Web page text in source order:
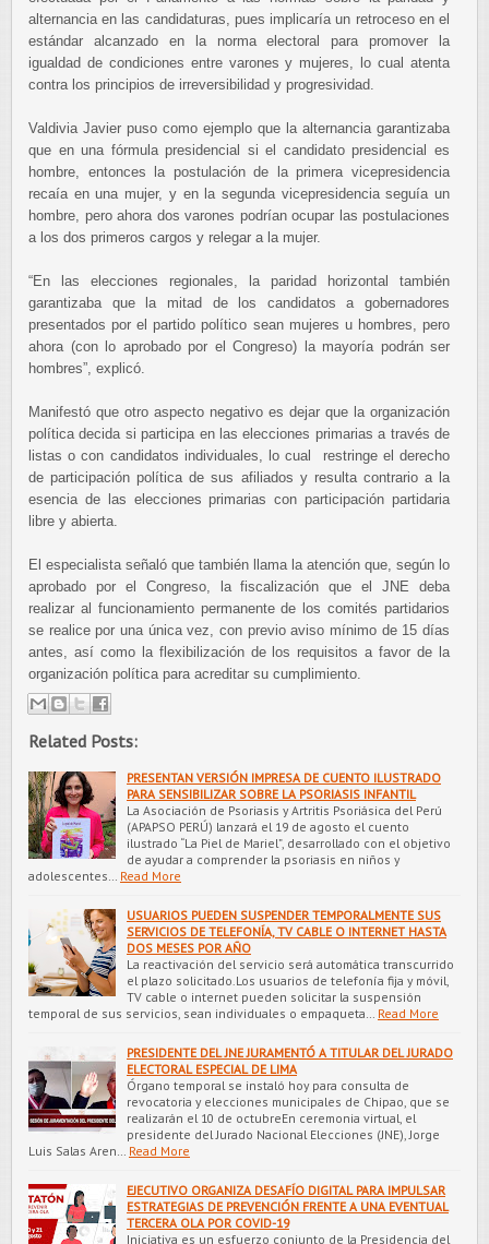
alternancia en las candidaturas, pues implicaría un retroceso en el
estándar alcanzado en la norma electoral para promover la
igualdad de condiciones entre varones y mujeres, lo cual atenta
contra los principios de irreversibilidad y progresividad.
Valdivia Javier puso como ejemplo que la alternancia garantizaba
que en una fórmula presidencial si el candidato presidencial es
hombre, entonces la postulación de la primera vicepresidencia
recaía en una mujer, y en la segunda vicepresidencia seguía un
hombre, pero ahora dos varones podrían ocupar las postulaciones
a los dos primeros cargos y relegar a la mujer.
“En las elecciones regionales, la paridad horizontal también
garantizaba que la mitad de los candidatos a gobernadores
presentados por el partido político sean mujeres u hombres, pero
ahora (con lo aprobado por el Congreso) la mayoría podrán ser
hombres”, explicó.
Manifestó que otro aspecto negativo es dejar que la organización
política decida si participa en las elecciones primarias a través de
listas o con candidatos individuales, lo cual restringe el derecho
de participación política de sus afiliados y resulta contrario a la
esencia de las elecciones primarias con participación partidaria
libre y abierta.
El especialista señaló que también llama la atención que, según lo
aprobado por el Congreso, la fiscalización que el JNE deba
realizar al funcionamiento permanente de los comités partidarios
se realice por una única vez, con previo aviso mínimo de 15 días
antes, así como la flexibilización de los requisitos a favor de la
organización política para acreditar su cumplimiento.
Related Posts:
PRESENTAN VERSIÓN IMPRESA DE CUENTO ILUSTRADO
PARA SENSIBILIZAR SOBRE LA PSORIASIS INFANTIL
La Asociación de Psoriasis y Artritis Psoriásica del Perú
(APAPSO PERÚ) lanzará el 19 de agosto el cuento
ilustrado “La Piel de Mariel”, desarrollado con el objetivo
de ayudar a comprender la psoriasis en niños y
adolescentes…
Read More
USUARIOS PUEDEN SUSPENDER TEMPORALMENTE SUS
SERVICIOS DE TELEFONÍA, TV CABLE O INTERNET HASTA
DOS MESES POR AÑO
La reactivación del servicio será automática transcurrido
el plazo solicitado.Los usuarios de telefonía fija y móvil,
TV cable o internet pueden solicitar la suspensión
temporal de sus servicios, sean individuales o empaqueta…
Read More
PRESIDENTE DEL JNE JURAMENTÓ A TITULAR DEL JURADO
ELECTORAL ESPECIAL DE LIMA
Órgano temporal se instaló hoy para consulta de
revocatoria y elecciones municipales de Chipao, que se
realizarán el 10 de octubreEn ceremonia virtual, el
presidente del Jurado Nacional Elecciones (JNE), Jorge
Luis Salas Aren…
Read More
EJECUTIVO ORGANIZA DESAFÍO DIGITAL PARA IMPULSAR
ESTRATEGIAS DE PREVENCIÓN FRENTE A UNA EVENTUAL
TERCERA OLA POR COVID-19
Iniciativa es un esfuerzo conjunto de la Presidencia del